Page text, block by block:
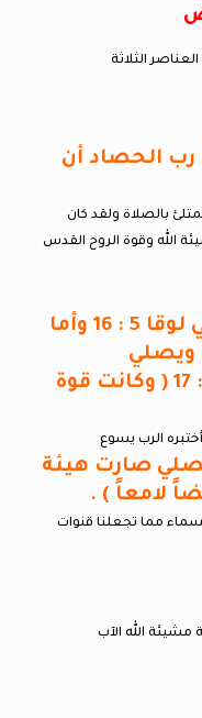
الثلاثة
من رب الحصاد أن
بالصلاة ولقد كان
الله وقوة الروح القدس
في لوقا 5 : 16 وأما
ويصلي
في لوقا 5 : 17 ( وكانت قوة
الرب يسوع
هو يصلي صارت هيئة
لامعاً ) .
مما تجعلنا قنوات
مشيئة الله الآب